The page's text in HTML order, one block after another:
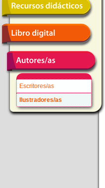
Escritores/as
Ilustradores/as